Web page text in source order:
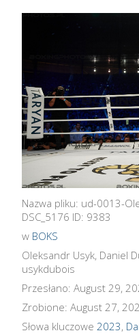
Nazwa pliku: ud-0013-
DSC_5176 ID: 9383
w BOKS
Oleksandr Usyk, Daniel
usykdubois
Przesłano: August 29,
Zrobione: August 27,
Słowa kluczowe 2023,